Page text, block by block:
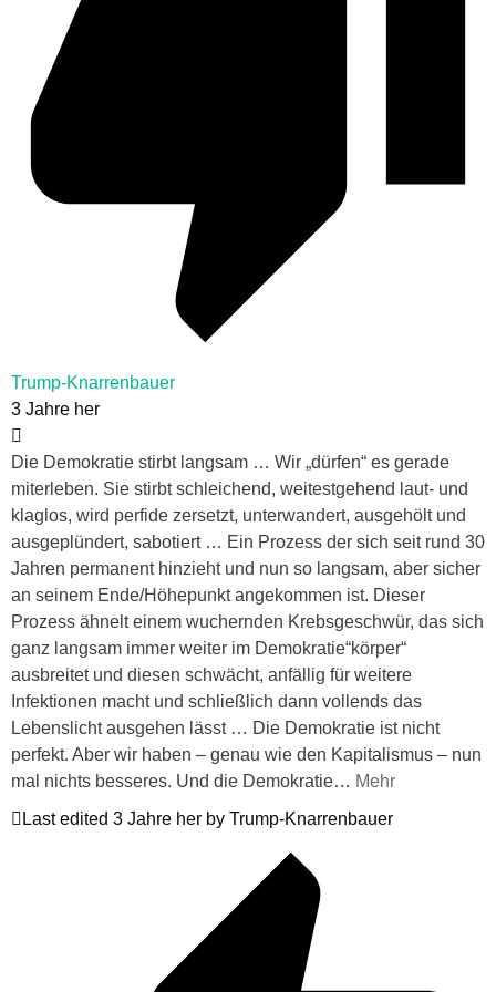
Trump-Knarrenbauer
3 Jahre her
Die Demokratie stirbt langsam … Wir „dürfen“ es gerade
miterleben. Sie stirbt schleichend, weitestgehend laut- und
klaglos, wird perfide zersetzt, unterwandert, ausgehölt und
ausgeplündert, sabotiert … Ein Prozess der sich seit rund 30
Jahren permanent hinzieht und nun so langsam, aber sicher
an seinem Ende/Höhepunkt angekommen ist. Dieser
Prozess ähnelt einem wuchernden Krebsgeschwür, das sich
ganz langsam immer weiter im Demokratie“körper“
ausbreitet und diesen schwächt, anfällig für weitere
Infektionen macht und schließlich dann vollends das
Lebenslicht ausgehen lässt … Die Demokratie ist nicht
perfekt. Aber wir haben – genau wie den Kapitalismus – nun
mal nichts besseres. Und die Demokratie… Mehr
Last edited 3 Jahre her by Trump-Knarrenbauer